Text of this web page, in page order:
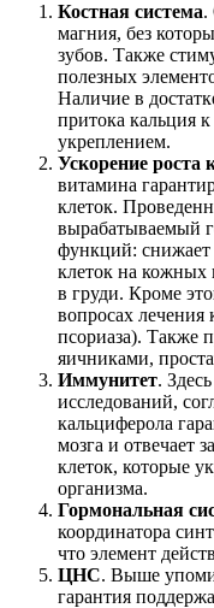
Костная система.
магния, без
зубов. Также
полезных
Наличие в
притока кальция
укреплением.
Ускорение роста
витамина
клеток.
вырабатываемый
функций: снижает
клеток на кожных
в груди. Кроме
вопросах
псориаза). Также
яичниками,
Иммунитет.
исследований,
кальциферола
мозга и
клеток, которые
организма.
Гормональная
координатора
что элемент
ЦНС. Выше
гарантия